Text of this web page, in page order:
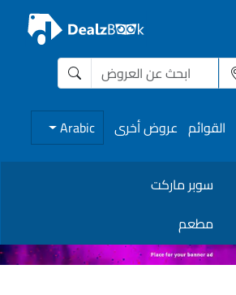
القوائم عروض أخرى Arabic
سوبر ماركت
مطعم